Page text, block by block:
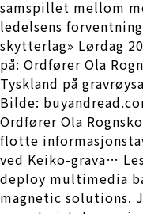
samspillet mellom
ledelsens
skytterlag» Lørdag
på: Ordfører Ola
Tyskland på
Bilde:
Ordfører Ola
flotte
ved Keiko-grava…
deploy multimedia
magnetic solutions.